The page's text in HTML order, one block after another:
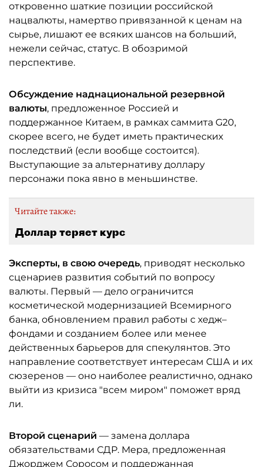
откровенно шаткие позиции российской
нацвалюты, намертво привязанной к ценам на
сырье, лишают ее всяких шансов на больший,
нежели сейчас, статус. В обозримой
перспективе.
Обсуждение наднациональной резервной
валюты, предложенное Россией и
поддержанное Китаем, в рамках саммита G20,
скорее всего, не будет иметь практических
последствий (если вообще состоится).
Выступающие за альтернативу доллару
персонажи пока явно в меньшинстве.
Читайте также:
Доллар теряет курс
Эксперты, в свою очередь, приводят несколько
сценариев развития событий по вопросу
валюты. Первый — дело ограничится
косметической модернизацией Всемирного
банка, обновлением правил работы с хедж–
фондами и созданием более или менее
действенных барьеров для спекулянтов. Это
направление соответствует интересам США и их
сюзеренов — оно наиболее реалистично, однако
выйти из кризиса "всем миром" поможет вряд
ли.
Второй сценарий — замена доллара
обязательствами СДР. Мера, предложенная
Джорджем Соросом и поддержанная